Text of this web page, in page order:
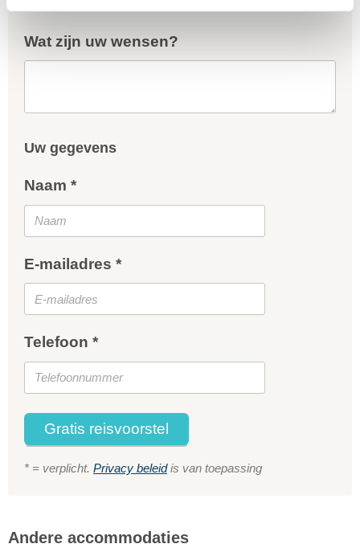
Wat zijn uw wensen?
Uw gegevens
Naam *
E-mailadres *
Telefoon *
Gratis reisvoorstel
* = verplicht. Privacy beleidis van toepassing
Andere accommodaties